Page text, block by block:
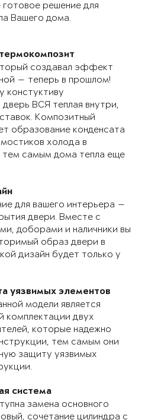
готовое решение для
Вашего дома.
создавал эффект
— теперь в прошлом!
констуктиву
ВСЯ теплая внутри,
Композитный
образование конденсата
холода в
тем самым дома тепла еще
для вашего интерьера —
двери. Вместе с
доборами и наличники вы
образ двери в
дизайн будет только у
уязвимых элементов
модели является
комплектации двух
которые надежно
тем самым они
защиту уязвимых
система
замена основного
сочетание цилиндра с